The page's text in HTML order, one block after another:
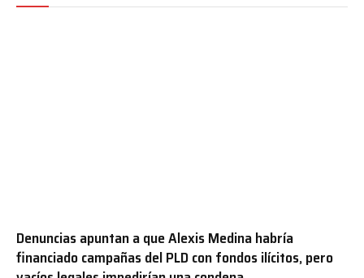
Denuncias apuntan a que Alexis Medina habría
financiado campañas del PLD con fondos ilícitos, pero